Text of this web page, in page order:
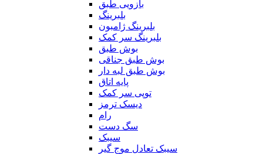
بازویی طبق
بلبرینگ
بلبرینگ ژامبون
بلبرینگ سر کمک
بوش طبق
بوش طبق جناقی
بوش طبق لبه دار
پایه اتاق
توپی سر کمک
دیسک ترمز
رام
سگ دست
سیبک
سیبک تعادل موج گیر